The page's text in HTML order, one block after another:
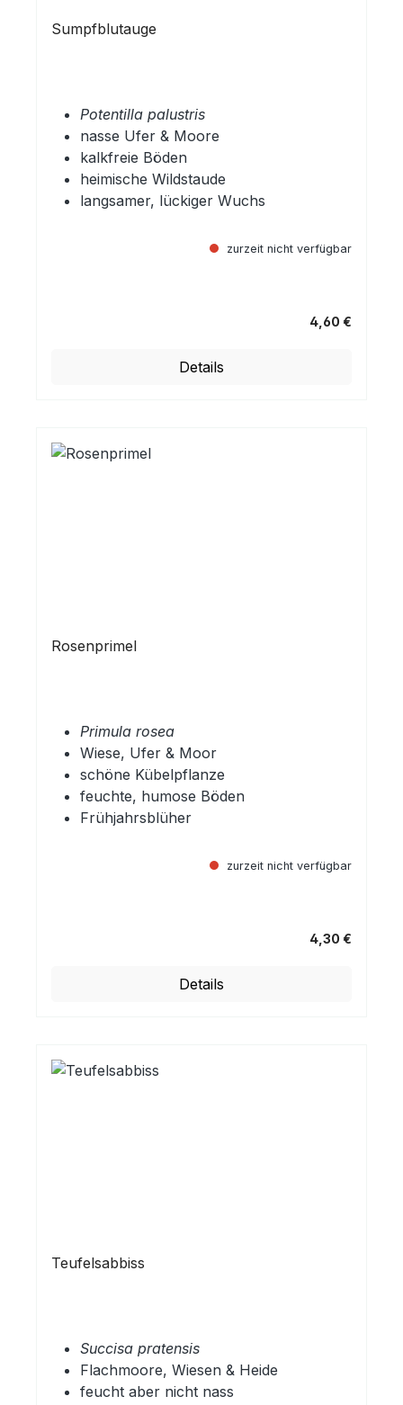
Sumpfblutauge
Potentilla palustris
nasse Ufer & Moore
kalkfreie Böden
heimische Wildstaude
langsamer, lückiger Wuchs
zurzeit nicht verfügbar
4,60 €
Details
Rosenprimel
Primula rosea
Wiese, Ufer & Moor
schöne Kübelpflanze
feuchte, humose Böden
Frühjahrsblüher
zurzeit nicht verfügbar
4,30 €
Details
Teufelsabbiss
Succisa pratensis
Flachmoore, Wiesen & Heide
feucht aber nicht nass